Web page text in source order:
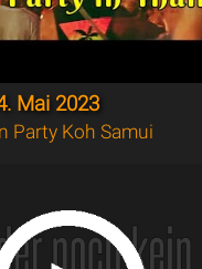
Mai 2023
Party Koh Samui